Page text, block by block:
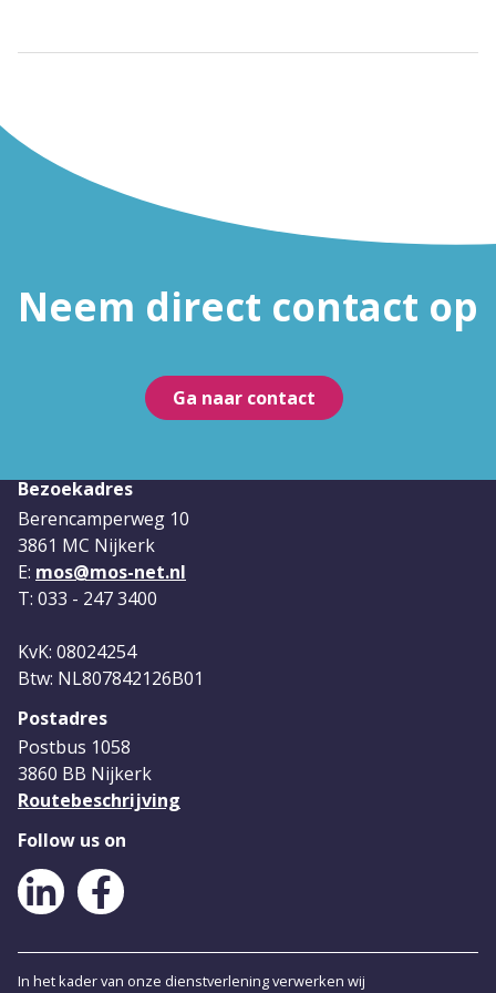
Neem direct contact op
Ga naar contact
Bezoekadres
Berencamperweg 10
3861 MC Nijkerk
E: mos@mos-net.nl
T: 033 - 247 3400
KvK: 08024254
Btw: NL807842126B01
Postadres
Postbus 1058
3860 BB Nijkerk
Routebeschrijving
Follow us on
LinkedIn
In het kader van onze dienstverlening verwerken wij